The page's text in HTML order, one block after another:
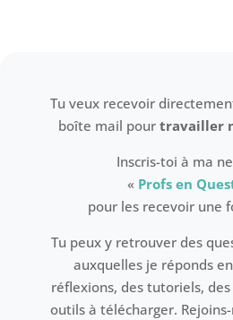
Tu veux recevoir
boîte mail pour travailler
Inscris-toi à ma
« Profs en
pour les recevoir une
Tu peux y retrouver des
auxquelles je réponds
réflexions, des tutoriels,
outils à télécharger.